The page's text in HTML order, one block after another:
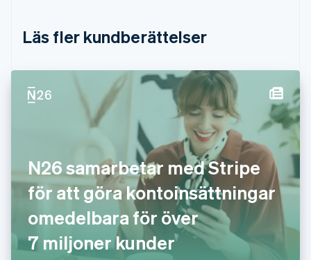
Läs fler kundberättelser
N26 samarbetar med Stripe
för att göra kontoinsättningar
omedelbara för över
7 miljoner kunder
English
English
Frankrike
English
Förenade Arabemiraten
Gibraltar
English
Grekland
Hongkong SAR, Kina
English简体中文
Indien